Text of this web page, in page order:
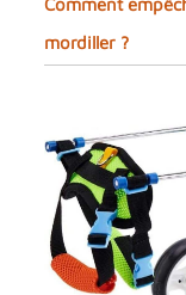
Comment
mordiller ?